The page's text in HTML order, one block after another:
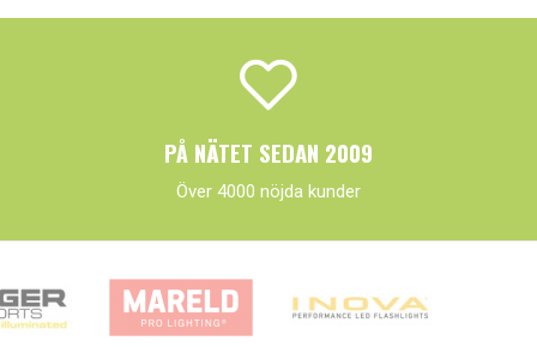
PÅ NÄTET SEDAN 2009
Över 4000 nöjda kunder